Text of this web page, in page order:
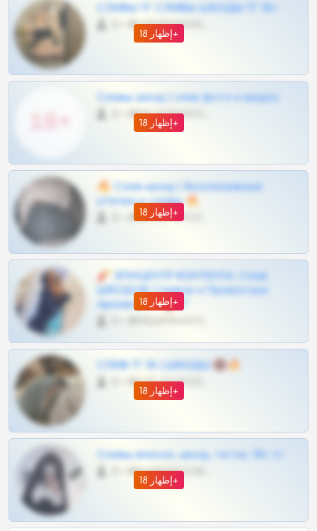
إظهار 18+
СЛИВЫ ТГ СЛИВЫ ШКОДЫ ТГ 18+
إظهار 18+
Сливы шкод | слив фото и видео
إظهار 18+
🔥 Слив шкод | Эксклюзивные
утечки и сливы 🔥
إظهار 18+
🧨 ЭПИЦЕНТР КОНТЕНТА: Слив
ШКОДОВ Сливов и Приватных
Архивов ТГ 🔞💎
إظهار 18+
СЛИВ ТГ 18 | ШКОДЫ 🔞🔥
إظهار 18+
Сливы вписок, шкод, теток, 18+ тг